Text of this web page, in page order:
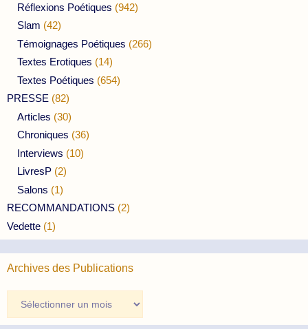
Réflexions Poétiques (942)
Slam (42)
Témoignages Poétiques (266)
Textes Erotiques (14)
Textes Poétiques (654)
PRESSE (82)
Articles (30)
Chroniques (36)
Interviews (10)
LivresP (2)
Salons (1)
RECOMMANDATIONS (2)
Vedette (1)
Archives des Publications
des
Publications